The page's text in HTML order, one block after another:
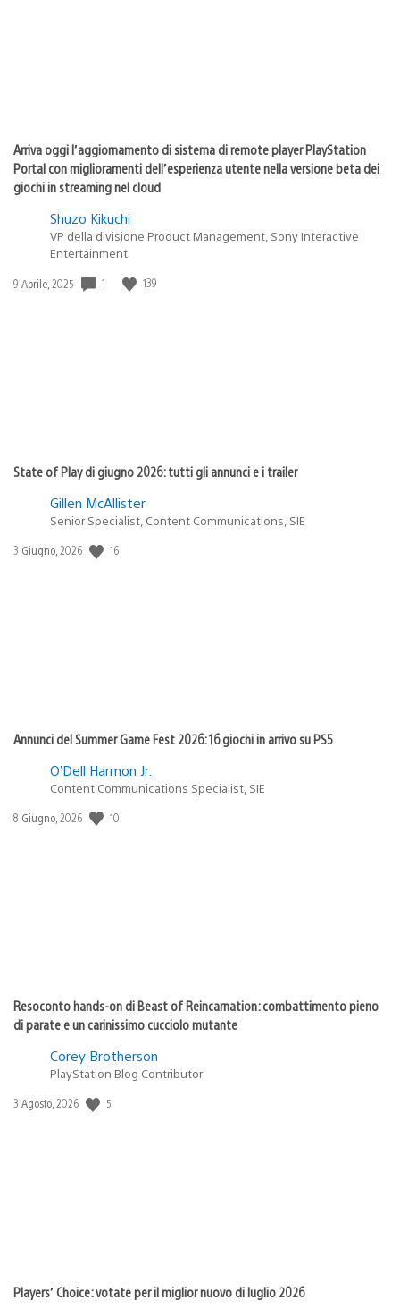
Arriva oggi l’aggiornamento di sistema di remote player PlayStation
Portal con miglioramenti dell’esperienza utente nella versione beta dei
giochi in streaming nel cloud
Shuzo Kikuchi
VP della divisione Product Management, Sony Interactive
Entertainment
Data
9 Aprile, 2025 1 139
State of Play di giugno 2026: tutti gli annunci e i trailer
Gillen McAllister
Senior Specialist, Content Communications, SIE
Data
3 Giugno, 2026 16
Annunci del Summer Game Fest 2026: 16 giochi in arrivo su PS5
O’Dell Harmon Jr.
Content Communications Specialist, SIE
Data
8 Giugno, 2026 10
Resoconto hands-on di Beast of Reincarnation: combattimento pieno
di parate e un carinissimo cucciolo mutante
Corey Brotherson
PlayStation Blog Contributor
Data
3 Agosto, 2026 5
Players’ Choice: votate per il miglior nuovo di luglio 2026